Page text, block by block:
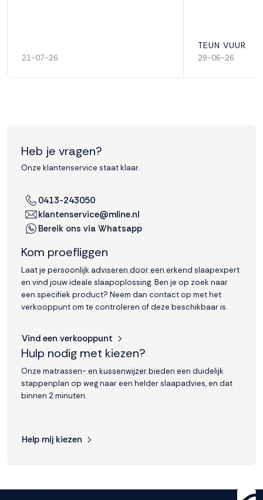
21-07-26
TEUN VUUR
29-06-26
Heb je vragen?
Onze klantenservice staat klaar.
0413-243050
klantenservice@mline.nl
Bereik ons via Whatsapp
Kom proefliggen
Laat je persoonlijk adviseren door een erkend slaapexpert
en vind jouw ideale slaapoplossing. Ben je op zoek naar
een specifiek product? Neem dan contact op met het
verkooppunt om te controleren of deze beschikbaar is.
Vind een verkooppunt
Hulp nodig met kiezen?
Onze matrassen- en kussenwijzer bieden een duidelijk
stappenplan op weg naar een helder slaapadvies, en dat
binnen 2 minuten.
Help mij kiezen